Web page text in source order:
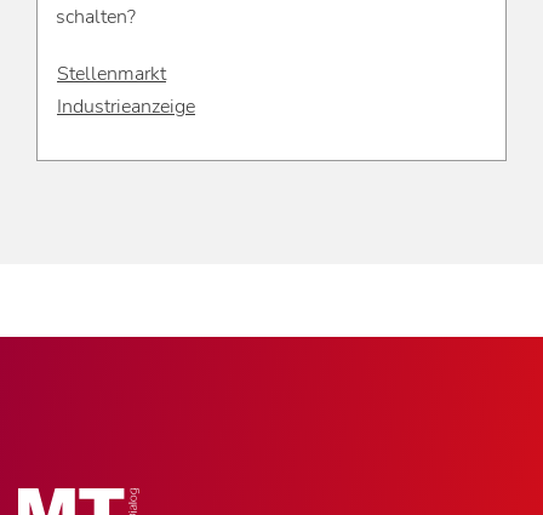
schalten?
Stellenmarkt
Industrieanzeige